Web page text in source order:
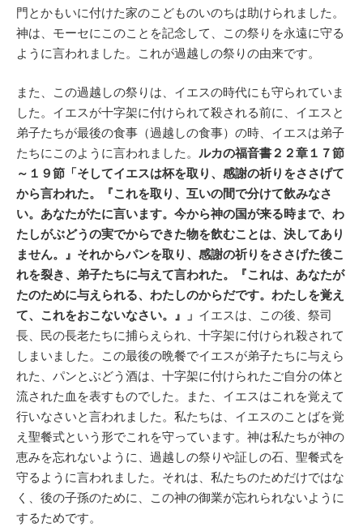
門とかもいに付けた家のこどものいのちは助けられました。
神は、モーセにこのことを記念して、この祭りを永遠に守る
ように言われました。これが過越しの祭りの由来です。
また、この過越しの祭りは、イエスの時代にも守られていま
した。イエスが十字架に付けられて殺される前に、イエスと
弟子たちが最後の食事（過越しの食事）の時、イエスは弟子
たちにこのように言われました。 ルカの福音書２２章１７節
～１９節「そしてイエスは杯を取り、感謝の祈りをささげて
から言われた。『これを取り、互いの間で分けて飲みなさ
い。あなたがたに言います。今から神の国が来る時まで、わ
たしがぶどうの実でからできた物を飲むことは、決してあり
ません。』それからパンを取り、感謝の祈りをささげた後こ
れを裂き、弟子たちに与えて言われた。『これは、あなたが
たのために与えられる、わたしのからだです。わたしを覚え
て、これをおこないなさい。』」 イエスは、この後、祭司
長、民の長老たちに捕らえられ、十字架に付けられ殺されて
しまいました。この最後の晩餐でイエスが弟子たちに与えら
れた、パンとぶどう酒は、十字架に付けられたご自分の体と
流された血を表すものでした。また、イエスはこれを覚えて
行いなさいと言われました。私たちは、イエスのことばを覚
え聖餐式という形でこれを守っています。神は私たちが神の
恵みを忘れないように、過越しの祭りや証しの石、聖餐式を
守るように言われました。それは、私たちのためだけではな
く、後の子孫のために、この神の御業が忘れられないように
するためです。